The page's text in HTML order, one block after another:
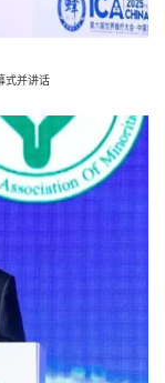
式并讲话